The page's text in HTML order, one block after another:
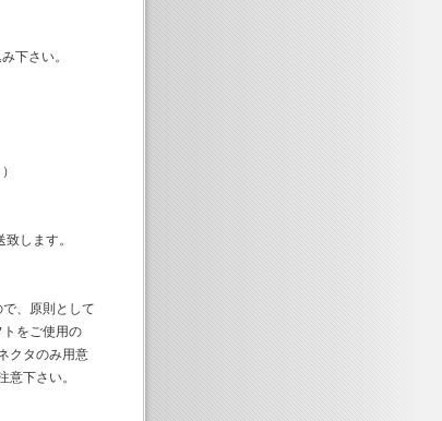
さい。
します。
、原則として
をご使用の
クタのみ用意
下さい。